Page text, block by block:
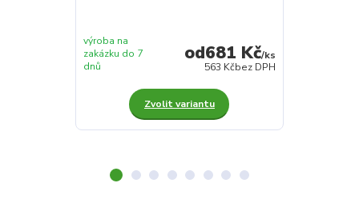
681 Kč/ks
563 Kčbez DPH
výroba na
zakázku do 7
dnů
Zvolit variantu